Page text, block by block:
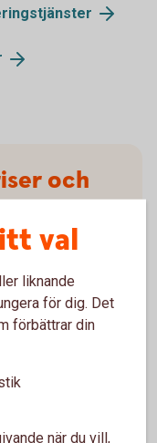
och
våra tjänster
val
liknande
för dig. Det
förbättrar din
när du vill,